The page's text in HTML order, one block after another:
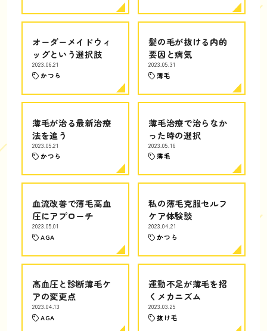
オーダーメイドウィ
ッグという選択肢
2023.06.21
かつら
髪の毛が抜ける内的
要因と病気
2023.05.31
薄毛
薄毛が治る最新治療
法を追う
2023.05.21
かつら
薄毛治療で治らなか
った時の選択
2023.05.16
薄毛
血流改善で薄毛高血
圧にアプローチ
2023.05.01
AGA
私の薄毛克服セルフ
ケア体験談
2023.04.21
かつら
高血圧と診断薄毛ケ
アの変更点
2023.04.13
AGA
運動不足が薄毛を招
くメカニズム
2023.03.25
抜け毛